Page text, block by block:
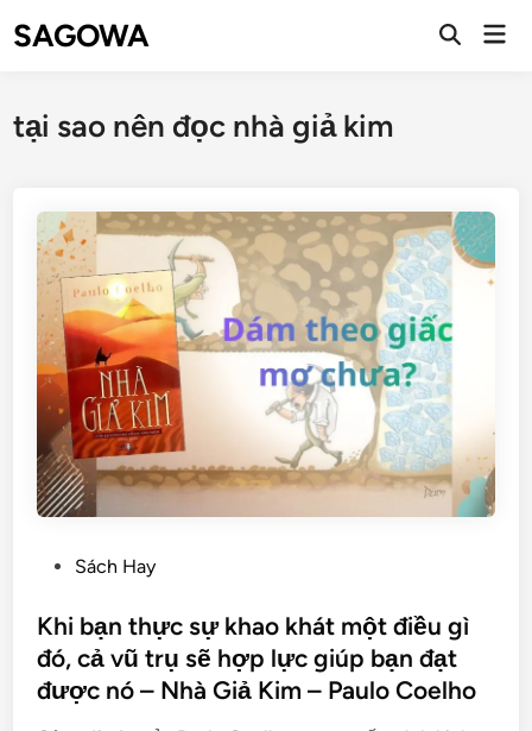
SAGOWA
tại sao nên đọc nhà giả kim
Sách Hay
Khi bạn thực sự khao khát một điều gì
đó, cả vũ trụ sẽ hợp lực giúp bạn đạt
được nó – Nhà Giả Kim – Paulo Coelho